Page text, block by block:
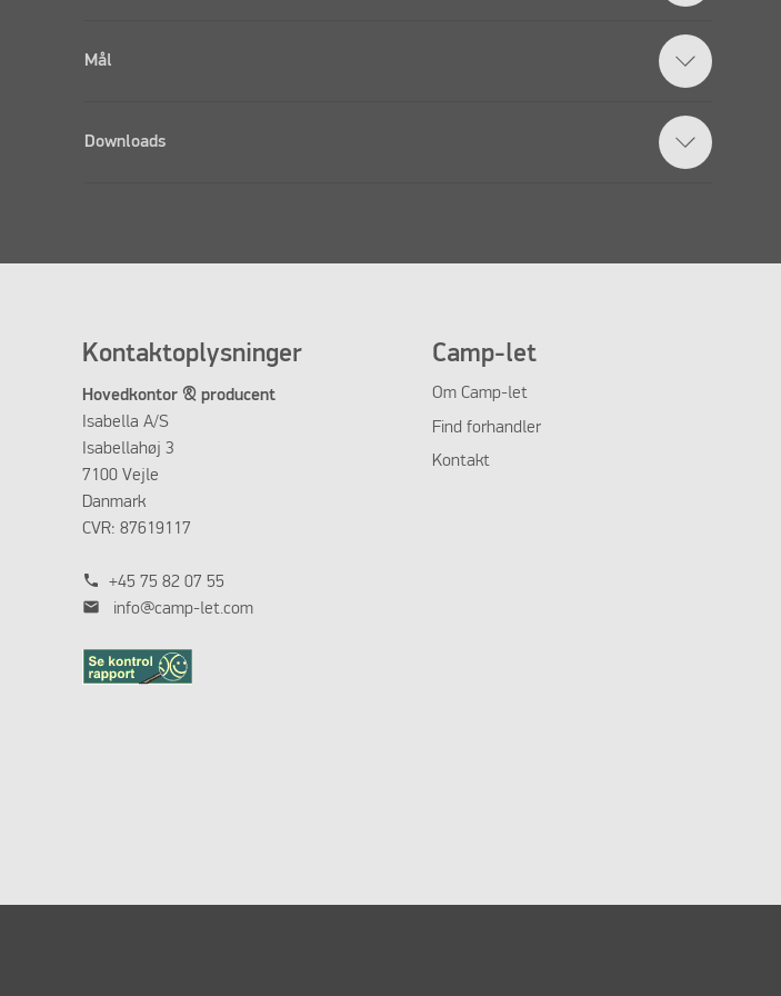
Mål
Downloads
Kontaktoplysninger
Hovedkontor & producent
Isabella A/S
Isabellahøj 3
7100 Vejle
Danmark
CVR: 87619117
phone +45 75 82 07 55
mail info@camp-let.com
Camp-let
Om Camp-let
Find forhandler
Kontakt